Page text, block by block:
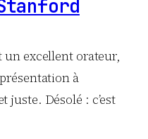
un excellent orateur,
à
juste. Désolé : c’est